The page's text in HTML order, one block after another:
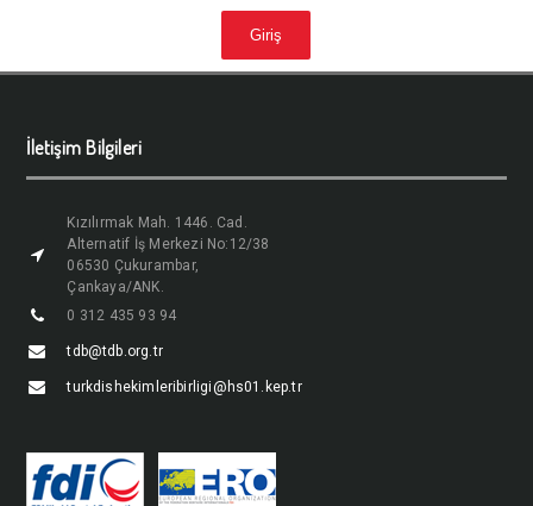
İletişim Bilgileri
Kızılırmak Mah. 1446. Cad.
Alternatif İş Merkezi No:12/38
06530 Çukurambar,
Çankaya/ANK.
0 312 435 93 94
tdb@tdb.org.tr
turkdishekimleribirligi@hs01.kep.tr